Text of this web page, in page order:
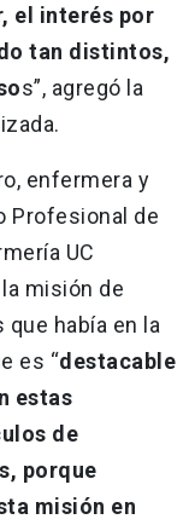
el interés por
tan distintos,
s”, agregó la
enfermera y
Profesional de
UC
misión de
había en la
es “destacable
estas
de
porque
misión en